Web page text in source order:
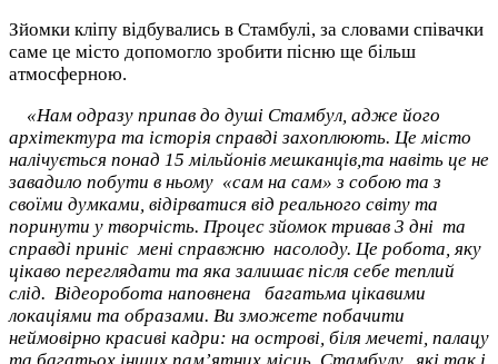
Зйомки кліпу відбувались в Стамбулі, за словами співачки
саме це місто допомогло зробити пісню ще більш
атмосферною.
«Нам одразу припав до душі Стамбул, адже його
архітектура та історія справді захоплюють. Це місто
налічується понад 15 мільйонів мешканців,та навіть це не
завадило побути в ньому «сам на сам» з собою та з
своїми думками, відірватися від реального світу та
поринути у творчість. Процес зйомок тривав 3 дні та
справді приніс мені справжню насолоду. Це робота, яку
цікаво переглядати та яка залишає після себе теплий
слід. Відеоробота наповнена багатьма цікавими
локаціями та образами. Ви зможете побачити
неймовірно красиві кадри: на острові, біля мечеті, палацу